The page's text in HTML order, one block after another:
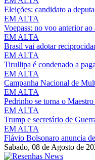
Eleições: candidato a
EM ALTA
Voepass: no voo anterior
EM ALTA
Brasil vai adotar
EM ALTA
Tirullipa é condenado a
EM ALTA
Campanha Nacional de
EM ALTA
Pedrinho se torna o
EM ALTA
Trump e secretário de
EM ALTA
Flávio Bolsonaro anuncia
Sabado, 08 de Agosto de